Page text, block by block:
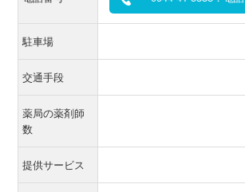
駐車場
交通手段
薬局の薬剤師
数
提供サービス